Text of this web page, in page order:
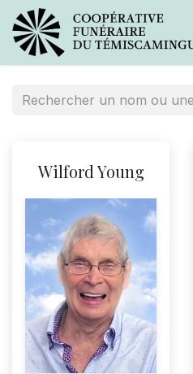
Wilford Young